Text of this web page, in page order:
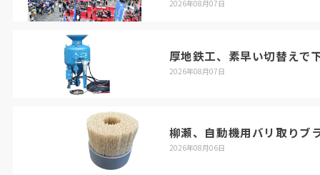
2026年08月07日
厚地鉄工、素早い切替えで
2026年08月07日
柳瀬、自動機用バリ取りブ
2026年08月06日